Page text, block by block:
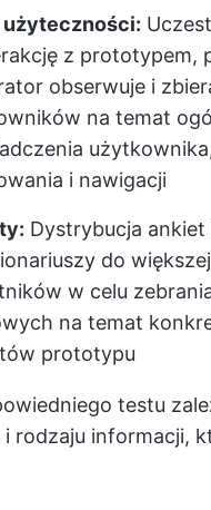
z prototypem,
obserwuje i
na temat
i nawigacji
Dystrybucja ankiet
do
w celu
na temat
prototypu
testu
rodzaju informacji,